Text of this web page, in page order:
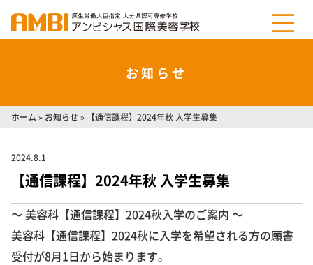
お知らせ
ホーム » お知らせ » 【通信課程】2024年秋 入学生募集
2024.8.1
【通信課程】2024年秋 入学生募集
～ 美容科【通信課程】2024秋入学のご案内 ～
美容科【通信課程】2024秋に入学を希望される方の願書
受付が8月1日から始まります。